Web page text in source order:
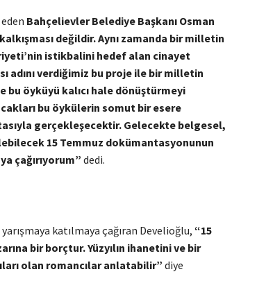
Bahçelievler Belediye Başkanı Osman
değildir. Aynı zamanda bir milletin
’nin istikbalini hedef alan cinayet
adını verdiğimiz bu proje ile bir milletin
bu öyküyü kalıcıhale dönüştürmeyi
bu öykülerin somut bir esere
gerçekleşecektir. Gelecekte belgesel,
15 Temmuz dokümantasyonunun
çağırıyorum” dedi.
katılmaya çağıran Develioğlu, “15
bir borçtur. Yüzyılın ihanetini ve bir
olan romancılar anlatabilir” diye